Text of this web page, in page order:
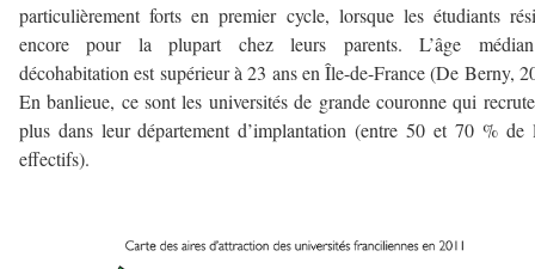
particulièrement forts en premier cycle, lorsque les étudiants
encore pour la plupart chez leurs parents. L’âge
décohabitation est supérieur à 23 ans en Île-de-France (De Berny,
En banlieue, ce sont les universités de grande couronne qui
plus dans leur département d’implantation (entre 50 et 70 % de
effectifs).